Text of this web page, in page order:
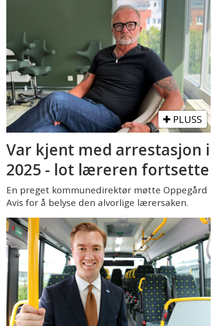
PLUSS
Var kjent med arrestasjon i
2025 - lot læreren fortsette
En preget kommunedirektør møtte Oppegård
Avis for å belyse den alvorlige lærersaken.